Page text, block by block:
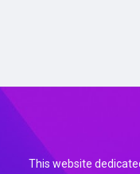
This website